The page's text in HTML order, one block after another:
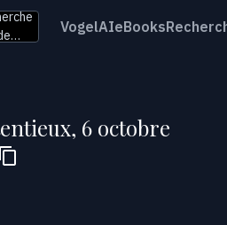
VogelAIeBooks
6 octobre